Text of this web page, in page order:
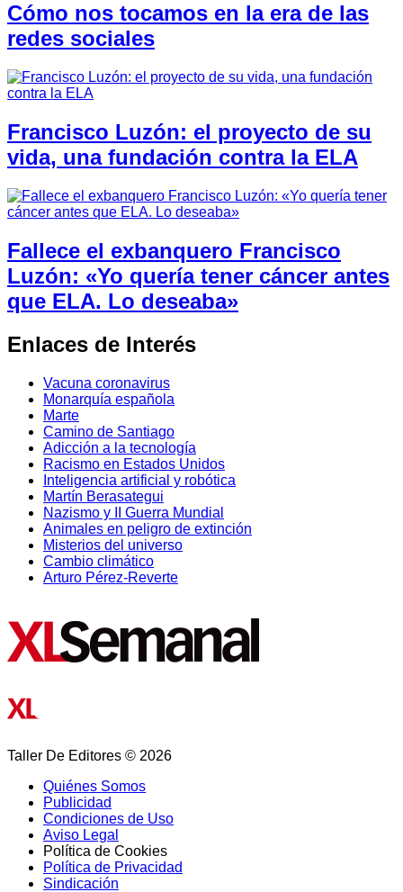
Cómo nos tocamos en la era de las
redes sociales
Francisco Luzón: el proyecto de su
vida, una fundación contra la ELA
Fallece el exbanquero Francisco
Luzón: «Yo quería tener cáncer antes
que ELA. Lo deseaba»
Enlaces de Interés
Vacuna coronavirus
Monarquía española
Marte
Camino de Santiago
Adicción a la tecnología
Racismo en Estados Unidos
Inteligencia artificial y robótica
Martín Berasategui
Nazismo y II Guerra Mundial
Animales en peligro de extinción
Misterios del universo
Cambio climático
Arturo Pérez-Reverte
Taller De Editores © 2026
Quiénes Somos
Publicidad
Condiciones de Uso
Aviso Legal
Política de Cookies
Política de Privacidad
Sindicación